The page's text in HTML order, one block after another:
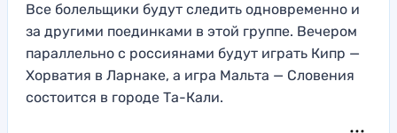
Все болельщики будут следить одновременно и
за другими поединками в этой группе. Вечером
параллельно с россиянами будут играть Кипр —
Хорватия в Ларнаке, а игра Мальта — Словения
состоится в городе Та-Кали.